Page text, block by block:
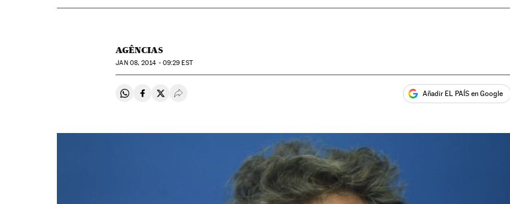
AGÊNCIAS
JAN08, 2014 - 09:29 EST
Compartir en Whatsapp
Compartir en Facebook
Compartir en Twitter
Desplegar Redes Sociales Añadir EL PAÍS en Google